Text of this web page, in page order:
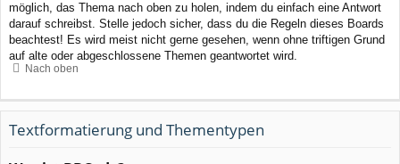
möglich, das Thema nach oben zu holen, indem du einfach eine Antwort
darauf schreibst. Stelle jedoch sicher, dass du die Regeln dieses Boards
beachtest! Es wird meist nicht gerne gesehen, wenn ohne triftigen Grund
auf alte oder abgeschlossene Themen geantwortet wird.
Nach oben
Textformatierung und Thementypen